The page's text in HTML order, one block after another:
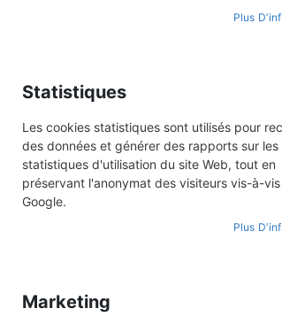
Collection
Titounet et Titounette
Plus
Statistiques
Les cookies statistiques sont utilisés pour
des données et générer des rapports sur les
statistiques d'utilisation du site Web, tout en
préservant l'anonymat des visiteurs vis-à-
Google.
Plus
Marketing